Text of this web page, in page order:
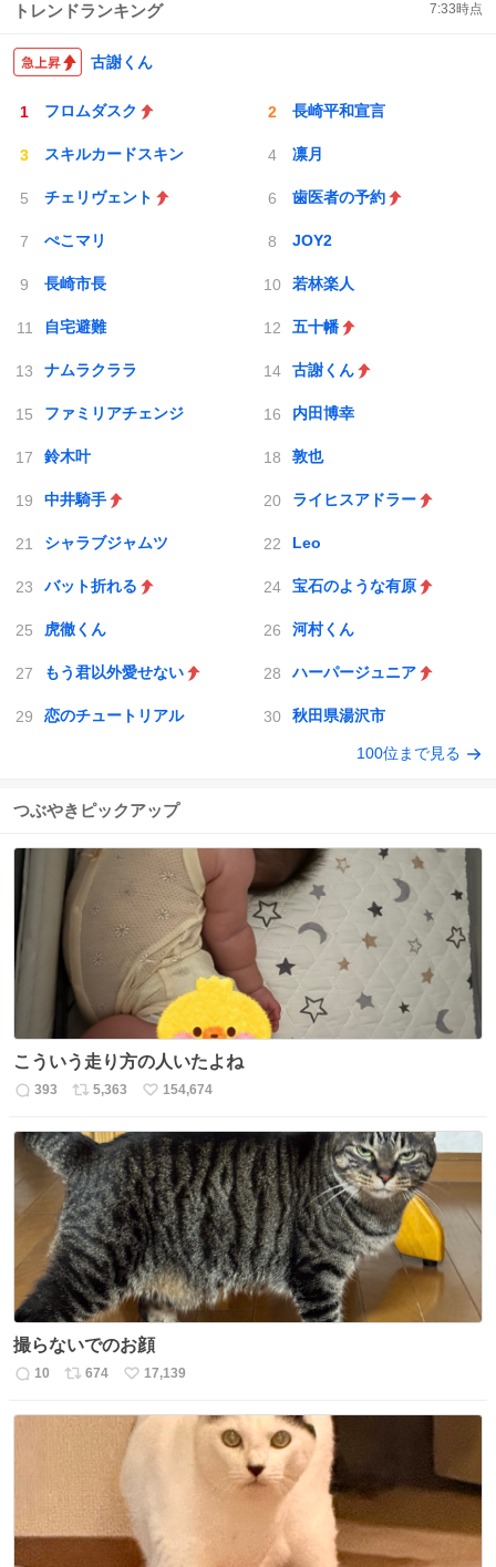
トレンドランキング 7:33時点
古謝くん
フロムダスク 長崎平和宣言
スキルカードスキン 凛月
チェリヴェント 歯医者の予約
ぺこマリ JOY2
長崎市長 若林楽人
自宅避難 五十幡
ナムラクララ 古謝くん
ファミリアチェンジ 内田博幸
鈴木叶 敦也
中井騎手 ライヒスアドラー
シャラブジャムツ Leo
バット折れる 宝石のような有原
虎徹くん 河村くん
もう君以外愛せない ハーパージュニア
恋のチュートリアル 秋田県湯沢市
100位まで見る
つぶやきピックアップ
こういう走り方の人いたよね
返
数
393
リ
ス
ト
数
5,363
い
ね
数
154,674
撮らないでのお顔
返
10
リ
ス
数
674
い
ね
数
17,139